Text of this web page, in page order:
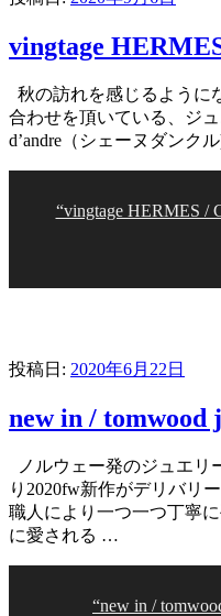
vingtage
秋の訪れを感じるよう
合わせを頂いている、ジュ
d’andre（シェーヌダンク
“vingtage HERMES /
投稿日: 2020年6月22日
new in / tomwood
ノルウェー発のジュエ
り2020fw新作がデリバ
職人により一つ一つ丁寧
に愛される …
“new in /